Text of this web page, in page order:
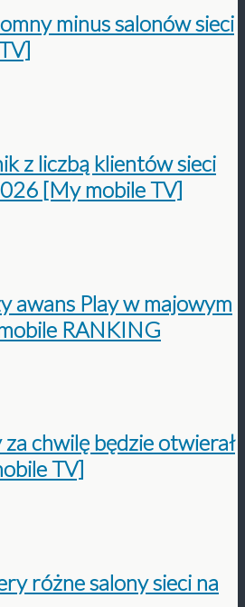
minus salonów sieci
z liczbą klientów sieci
[My mobile TV]
awans Play w majowym
RANKING
chwilę będzie otwierał
TV]
różne salony sieci na